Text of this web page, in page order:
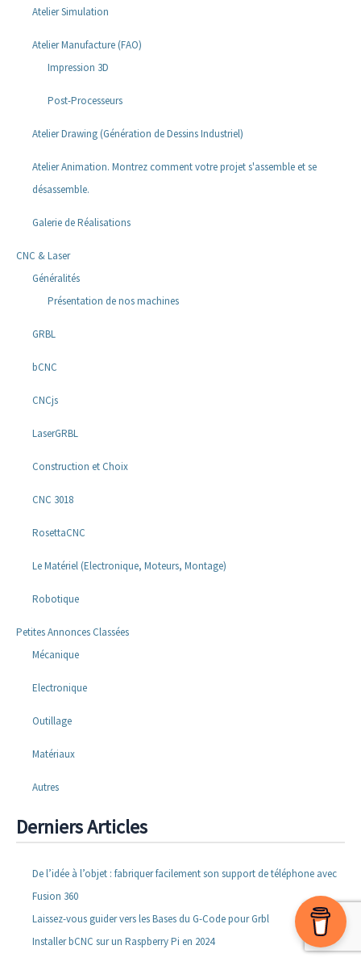
Atelier Simulation
Atelier Manufacture (FAO)
Impression 3D
Post-Processeurs
Atelier Drawing (Génération de Dessins Industriel)
Atelier Animation. Montrez comment votre projet s'assemble et se
désassemble.
Galerie de Réalisations
CNC & Laser
Généralités
Présentation de nos machines
GRBL
bCNC
CNCjs
LaserGRBL
Construction et Choix
CNC 3018
RosettaCNC
Le Matériel (Electronique, Moteurs, Montage)
Robotique
Petites Annonces Classées
Mécanique
Electronique
Outillage
Matériaux
Autres
Derniers Articles
De l’idée à l’objet : fabriquer facilement son support de téléphone avec
Fusion 360
Laissez-vous guider vers les Bases du G-Code pour Grbl
Installer bCNC sur un Raspberry Pi en 2024